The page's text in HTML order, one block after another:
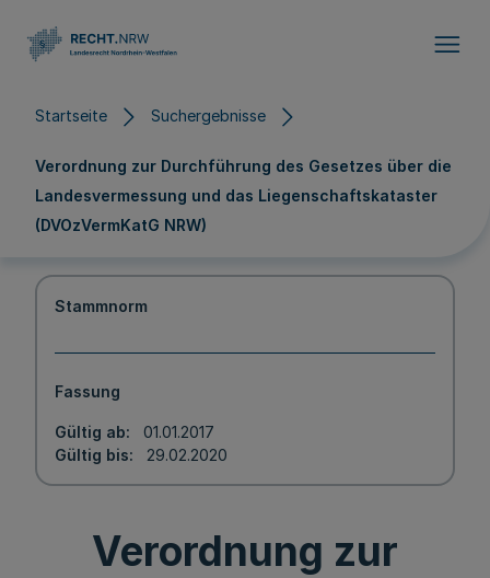
Startseite Suchergebnisse
Verordnung zur Durchführung des Gesetzes über die
Landesvermessung und das Liegenschaftskataster
(DVOzVermKatG NRW)
Stammnorm
Fassung
Gültig ab
01.01.2017
Gültig bis
29.02.2020
Verordnung zur